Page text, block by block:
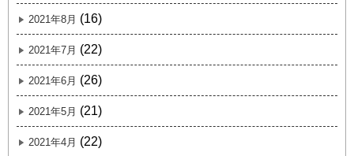
2021年8月 (16)
2021年7月 (22)
2021年6月 (26)
2021年5月 (21)
2021年4月 (22)